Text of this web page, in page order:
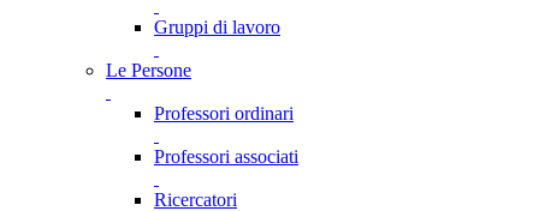
Gruppi di lavoro
Le Persone
Professori ordinari
Professori associati
Ricercatori